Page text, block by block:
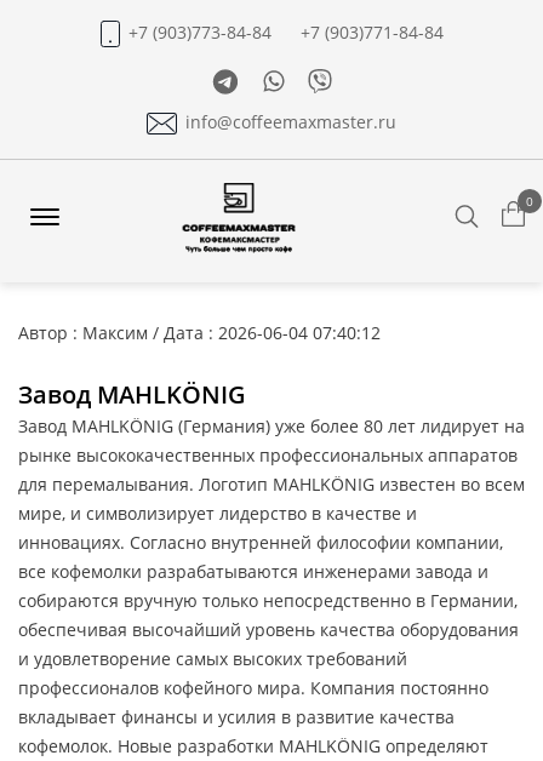
+7 (903)773-84-84
+7 (903)771-84-84
TelegramWhatsapp
Viber
info@coffeemaxmaster.ru
0
Автор : Максим / Дата : 2026-06-04 07:40:12
Завод MAHLKÖNIG
Завод MAHLKÖNIG (Германия) уже более 80 лет лидирует на
рынке высококачественных профессиональных аппаратов
для перемалывания. Логотип MAHLKÖNIG известен во всем
мире, и символизирует лидерство в качестве и
инновациях. Согласно внутренней философии компании,
все кофемолки разрабатываются инженерами завода и
собираются вручную только непосредственно в Германии,
обеспечивая высочайший уровень качества оборудования
и удовлетворение самых высоких требований
профессионалов кофейного мира. Компания постоянно
вкладывает финансы и усилия в развитие качества
кофемолок. Новые разработки MAHLKÖNIG определяют